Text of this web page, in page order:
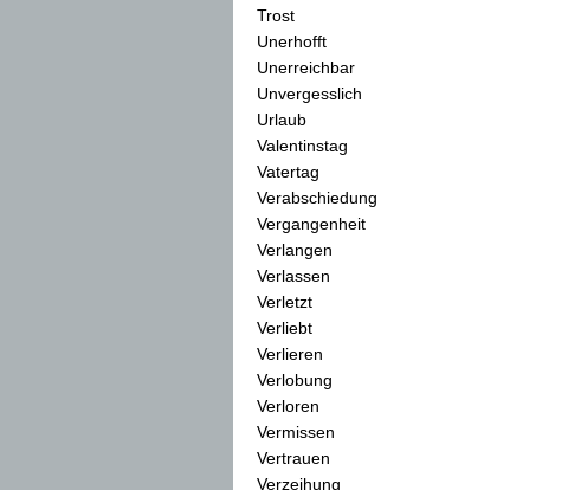
Trost
Unerhofft
Unerreichbar
Unvergesslich
Urlaub
Valentinstag
Vatertag
Verabschiedung
Vergangenheit
Verlangen
Verlassen
Verletzt
Verliebt
Verlieren
Verlobung
Verloren
Vermissen
Vertrauen
Verzeihung